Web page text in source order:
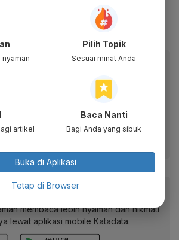
akses cepat ke berita terkini dan data
dari WhatsApp Channel Katadata.co.id
kami
lewat aplikasi mobile.
membaca lebih nyaman dan nikmati
lewat aplikasi mobile Katadata.
Pilih Topik
Sesuai minat Anda
artikel
Baca Nanti
Bagi Anda yang sibuk
Buka di Aplikasi
Tetap di Browser